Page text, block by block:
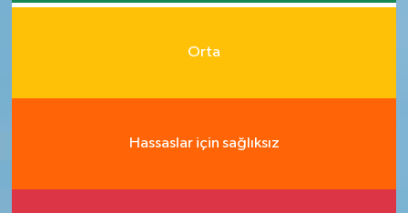
Orta
Hassaslar için sağlıksız